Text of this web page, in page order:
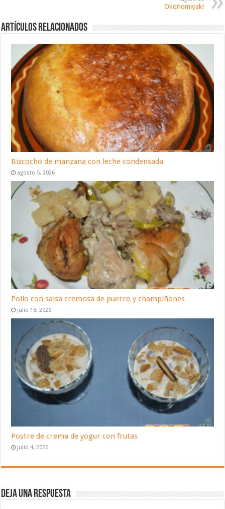
Okonomiyaki
Artículos relacionados
Bizcocho de manzana con leche condensada
agosto 5, 2026
Pollo con salsa cremosa de puerro y champiñones
julio 18, 2026
Postre de crema de yogur con frutas
julio 4, 2026
Deja una respuesta